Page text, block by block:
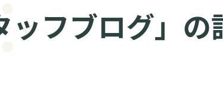
ッフブログ」